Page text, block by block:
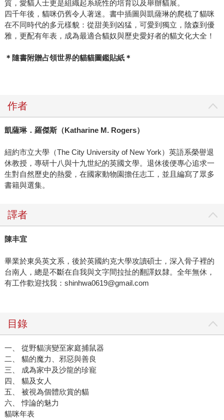
質，愛貓人士更是組織起系統性的培育以及舉辦貓展。
四千年後，貓咪仍舊令人著迷。書中插圖與凱薩琳的爬梳了貓咪
在不同時代的多元樣貌：從甜美到凶猛，可愛到獨立，陰森到優
雅，更配有年表，成為最適合貓奴與歷史愛好者的貓文化大全！
＊隨書附贈占領世界的貓貓圖鑑貼紙＊
作者
凱薩琳．羅傑斯（Katharine M. Rogers）
紐約市立大學（The City University of New York）英語系榮譽退
休教授，專研十八與十九世紀的英國文學。退休後便專心追求一
生對自然歷史的熱愛，在國家動物園擔任志工，並且編寫了眾多
書籍與選集。
譯者
陳丰宜
畢業於東吳英文系，後於英國約克大學攻讀碩士，深入骨子裡的
台南人，總是不斷在自我與文字間拉扯的翻譯奴隸。全年無休，
有工作歡迎找我：shinhwa0619@gmail.com
目錄
一、 從野貓演變至家庭捕鼠器
二、 貓的魔力、邪惡與善良
三、 成為家中及沙龍的珍寵
四、 貓及女人
五、 被視為個體欣賞的貓
六、 悖論的魅力
貓咪年表